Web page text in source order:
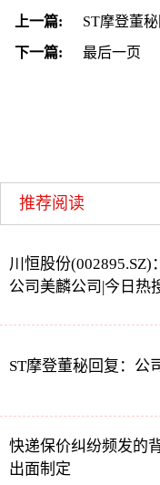
上一篇:
下一篇:
最后一页
推荐阅读
川恒股份
公司美麟公司|今日热
ST摩登董秘回复：公
快递保价纠纷频发的
出面制定